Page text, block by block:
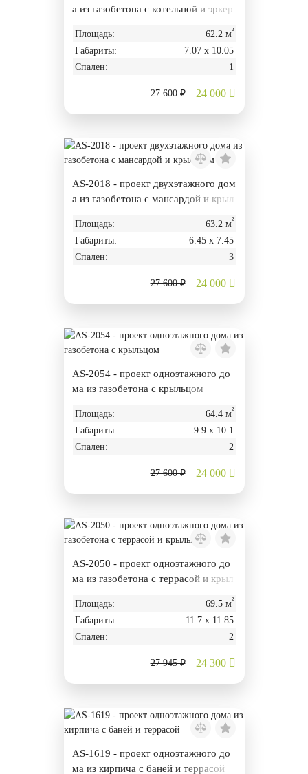
а из газобетона с котельной и эркер
Площадь: 62.2 м²
Габариты:
7.07 х 10.05
Спален:
1
27 600 ₽ 24 000
AS-2018 - проект двухэтажного дом
а из газобетона с мансардой и крыл
Площадь: 63.2 м²
Габариты:
6.45 х 7.45
Спален:
3
27 600 ₽ 24 000
AS-2054 - проект одноэтажного до
ма из газобетона с крыльцом
Площадь: 64.4 м²
Габариты:
9.9 х 10.1
Спален:
2
27 600 ₽ 24 000
AS-2050 - проект одноэтажного до
ма из газобетона с террасой и крыл
Площадь: 69.5 м²
Габариты:
11.7 х 11.85
Спален:
2
27 945 ₽ 24 300
AS-1619 - проект одноэтажного до
ма из кирпича с баней и террасой